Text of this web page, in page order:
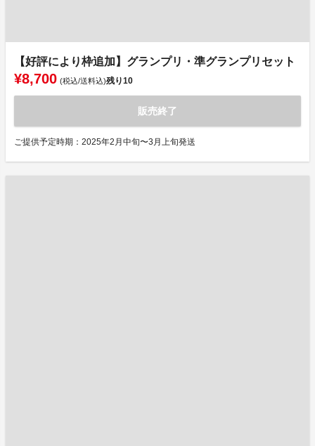
【好評により枠追加】グランプリ・準グランプリセット
¥8,700 (税込/送料込)残り10
販売終了
ご提供予定時期：2025年2月中旬〜3月上旬発送